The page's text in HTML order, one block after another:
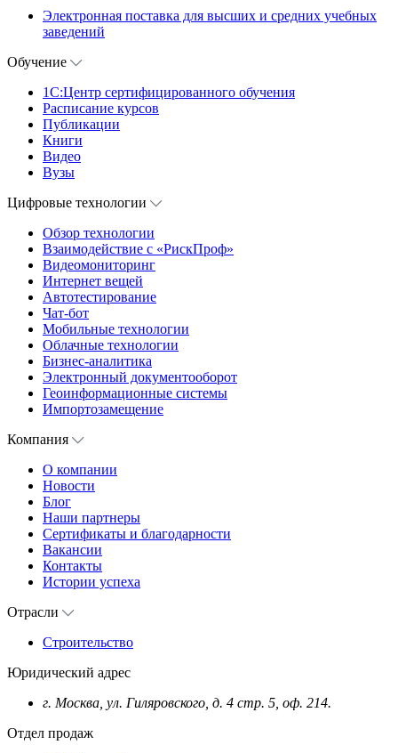
Электронная поставка для высших и средних учебных
заведений
Обучение
1С:Центр сертифицированного обучения
Расписание курсов
Публикации
Книги
Видео
Вузы
Цифровые технологии
Обзор технологии
Взаимодействие с «РискПроф»
Видеомониторинг
Интернет вещей
Автотестирование
Чат-бот
Мобильные технологии
Облачные технологии
Бизнес-аналитика
Электронный документооборот
Геоинформационные системы
Импортозамещение
Компания
О компании
Новости
Блог
Наши партнеры
Сертификаты и благодарности
Вакансии
Контакты
Истории успеха
Отрасли
Строительство
Юридический адрес
г. Москва, ул. Гиляровского, д. 4 стр. 5, оф. 214.
Отдел продаж